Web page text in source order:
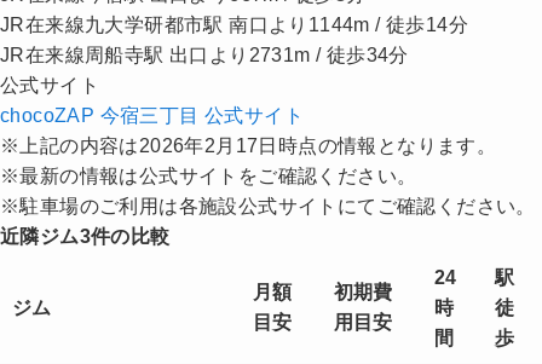
JR在来線九大学研都市駅 南口より1144m / 徒歩14分
JR在来線周船寺駅 出口より2731m / 徒歩34分
公式サイト
chocoZAP 今宿三丁目 公式サイト
※上記の内容は2026年2月17日時点の情報となります。
※最新の情報は公式サイトをご確認ください。
※駐車場のご利用は各施設公式サイトにてご確認ください。
近隣ジム3件の比較
ジム
月額
目安
初期費
用目安
24
時
間
駅
徒
歩